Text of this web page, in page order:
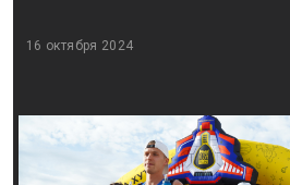
16 октября 2024